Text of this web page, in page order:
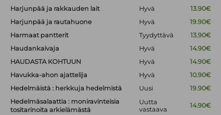
Harjunpää ja rakkauden lait
Hyvä
13.90€
Harjunpää ja rautahuone
Hyvä
19.90€
Harmaat pantterit
Tyydyttävä
13.90€
Haudankaivaja
Hyvä
14.90€
HAUDASTA KOHTUUN
Hyvä
14.90€
Havukka-ahon ajattelija
Hyvä
10.90€
Hedelmäistä : herkkuja hedelmistä
Uusi
19.90€
Hedelmäsalaattia : moniravinteisia
tositarinoita arkielämästä
Uutta
vastaava
14.90€